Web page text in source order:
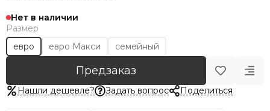
Нет в наличии
Размер
евро
евро Макси семейный
Предзаказ
Нашли дешевле? Задать вопрос Поделиться